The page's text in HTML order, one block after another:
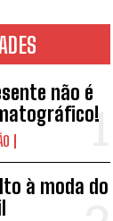
não é
à moda do